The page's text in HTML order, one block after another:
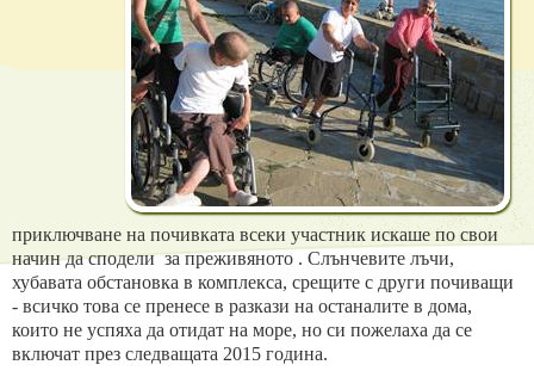
приключване на почивката всеки участник искаше по свои
начин да сподели за преживяното . Слънчевите лъчи,
хубавата обстановка в комплекса, срещите с други почиващи
- всичко това се пренесе в разкази на останалите в дома,
които не успяха да отидат на море, но си пожелаха да се
включат през следващата 2015 година.